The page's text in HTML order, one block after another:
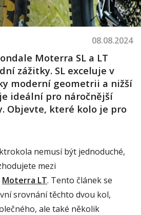
08.08.2024
Moterra SL a LT
zážitky. SL exceluje v
moderní geometrii a nižší
ideální pro náročnější
Objevte, které kolo je pro
nemusí být jednoduché,
mezi
Moterra LT. Tento článek se
srovnání těchto dvou kol,
ale také několik